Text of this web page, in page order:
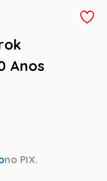
Anos
no PIX.